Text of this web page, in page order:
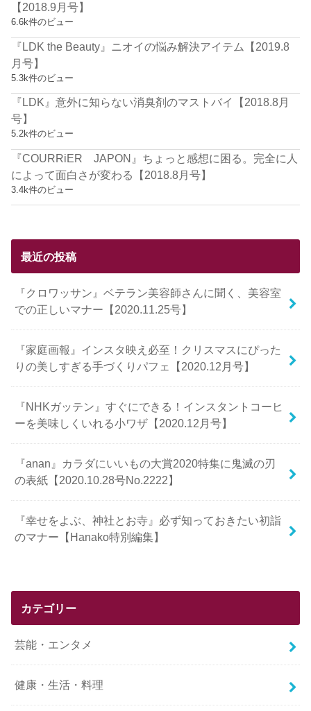
【2018.9月号】
6.6k件のビュー
『LDK the Beauty』ニオイの悩み解決アイテム【2019.8
月号】
5.3k件のビュー
『LDK』意外に知らない消臭剤のマストバイ【2018.8月
号】
5.2k件のビュー
『COURRiER JAPON』ちょっと感想に困る。完全に人
によって面白さが変わる【2018.8月号】
3.4k件のビュー
最近の投稿
『クロワッサン』ベテラン美容師さんに聞く、美容室
での正しいマナー【2020.11.25号】
『家庭画報』インスタ映え必至！クリスマスにぴった
りの美しすぎる手づくりパフェ【2020.12月号】
『NHKガッテン』すぐにできる！インスタントコーヒ
ーを美味しくいれる小ワザ【2020.12月号】
『anan』カラダにいいもの大賞2020特集に鬼滅の刃
の表紙【2020.10.28号No.2222】
『幸せをよぶ、神社とお寺』必ず知っておきたい初詣
のマナー【Hanako特別編集】
カテゴリー
芸能・エンタメ
健康・生活・料理